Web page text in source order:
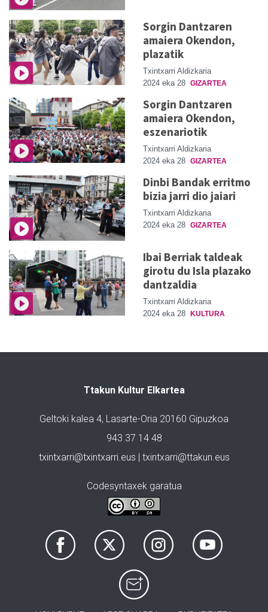
Sorgin Dantzaren
amaiera Okendon,
plazatik
Txintxarri Aldizkaria
2024 eka 28 GIZARTEA
Sorgin Dantzaren
amaiera Okendon,
eszenariotik
Txintxarri Aldizkaria
2024 eka 28 GIZARTEA
Dinbi Bandak erritmo
bizia jarri dio jaiari
Txintxarri Aldizkaria
2024 eka 28 GIZARTEA
Ibai Berriak taldeak
girotu du Isla plazako
dantzaldia
Txintxarri Aldizkaria
2024 eka 28
KULTURA
Ttakun Kultur Elkartea
Geltoki kalea 4, Lasarte-Oria 20160 Gipuzkoa
943 37 14 48
txintxarri@txintxarri.eus | txintxarri@ttakun.eus
Codesyntaxek garatua